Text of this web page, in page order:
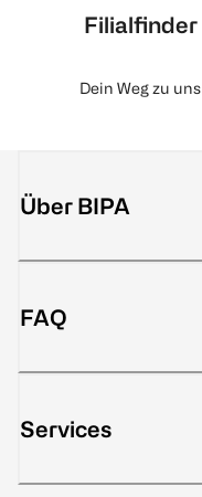
Filialfinder
Dein Weg zu uns
Über BIPA
FAQ
Services